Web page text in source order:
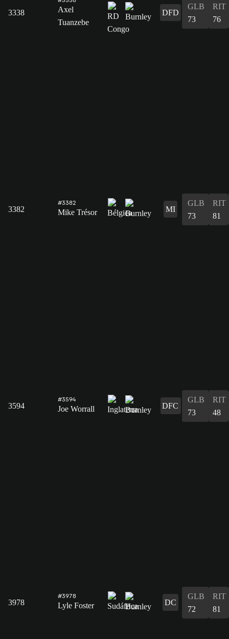
3338
Axel
Tuanzebe
DFD
GLB
73
RIT
76
3382
#3382
Mike Trésor MI
GLB
73
RIT
81
3594
#3594
Joe Worrall DFC
GLB
73
RIT
48
3978
#3978
Lyle Foster DC
GLB
72
RIT
81